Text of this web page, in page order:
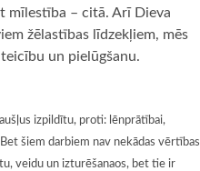
mīlestība – citā. Arī Dieva
žēlastības līdzekļiem, mēs
un pielūgšanu.
izpildītu, proti: lēnprātībai,
šiem darbiem nav nekādas vērtības
veidu un izturēšanaos, bet tie ir